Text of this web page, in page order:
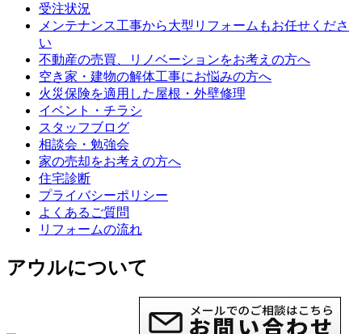
受注状況
メンテナンス工事から大型リフォームもお任せくださ
い
不動産の売買、リノベーションをお考えの方へ
空き家・建物の解体工事にお悩みの方へ
火災保険を適用した屋根・外壁修理
イベント・チラシ
スタッフブログ
相談会・勉強会
家の売却をお考えの方へ
住宅診断
プライバシーポリシー
よくあるご質問
リフォームの流れ
アウルについて